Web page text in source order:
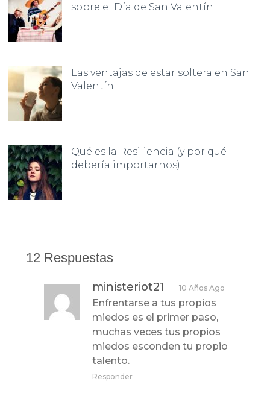
sobre el Día de San Valentín
Las ventajas de estar soltera en San
Valentín
Qué es la Resiliencia (y por qué
debería importarnos)
12 Respuestas
ministeriot21 10 Años Ago
Enfrentarse a tus propios
miedos es el primer paso,
muchas veces tus propios
miedos esconden tu propio
talento.
Responder